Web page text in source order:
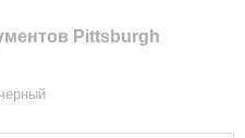
Pittsburgh